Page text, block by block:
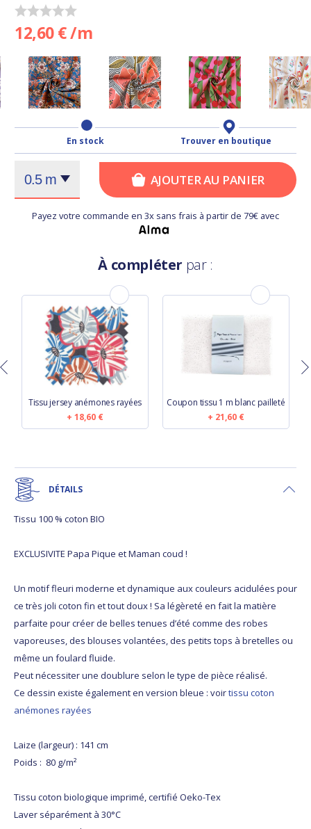
12,60 € /m
En stock Trouver en boutique
AJOUTER AU PANIER
Payez votre commande en 3x sans frais à partir de 79€ avec
À compléter par :
Tissu jersey anémones rayées
18,60 €
Coupon tissu 1 m blanc pailleté
21,60 €
DÉTAILS
Tissu 100 % coton BIO
EXCLUSIVITE Papa Pique et Maman coud !
Un motif fleuri moderne et dynamique aux couleurs acidulées pour
ce très joli coton fin et tout doux ! Sa légèreté en fait la matière
parfaite pour créer de belles tenues d’été comme des robes
vaporeuses, des blouses volantées, des petits tops à bretelles ou
même un foulard fluide.
Peut nécessiter une doublure selon le type de pièce réalisé.
Ce dessin existe également en version bleue : voirtissu coton
anémones rayées
Laize (largeur) : 141 cm
Poids : 80 g/m²
Tissu coton biologique imprimé, certifié Oeko-Tex
Laver séparément à 30°C